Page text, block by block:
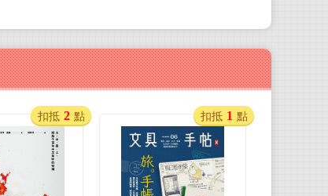
扣抵 2 點 扣抵 1 點